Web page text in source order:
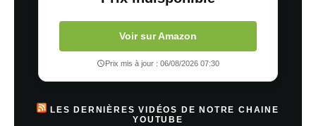
Voir sur Amazon
Prix mis à jour : 06/08/2026 07:30
LES DERNIÈRES VIDÉOS DE NOTRE CHAINE
YOUTUBE